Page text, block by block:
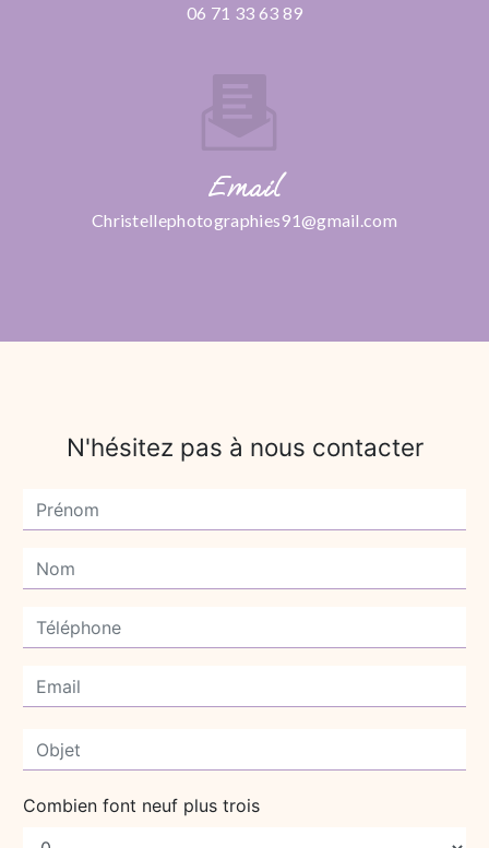
06 71 33 63 89
Email
christellephotographies91@gmail.com
N'hésitez pas à nous contacter
Combien font neuf plus trois